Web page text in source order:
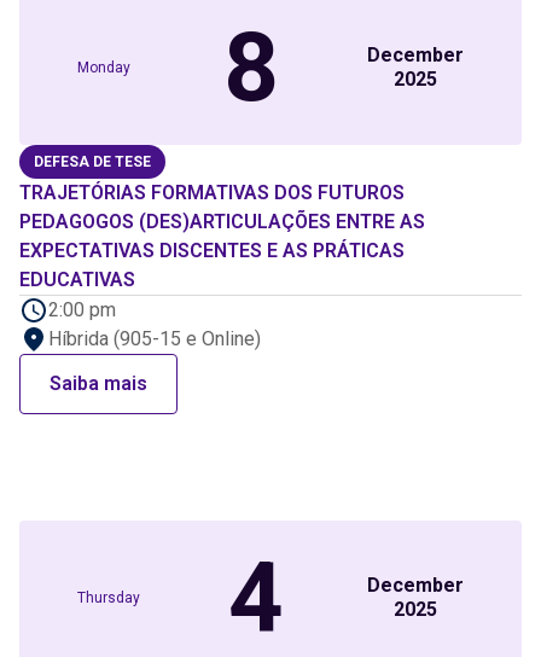
Monday 8
December
2025
DEFESA DE TESE
TRAJETÓRIAS FORMATIVAS DOS FUTUROS
PEDAGOGOS (DES)ARTICULAÇÕES ENTRE AS
EXPECTATIVAS DISCENTES E AS PRÁTICAS
EDUCATIVAS
2:00 pm
Híbrida (905-15 e Online)
Saiba mais
Thursday 4
December
2025